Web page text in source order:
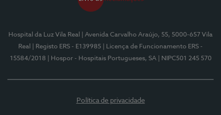
Hospital da Luz Vila Real
| Avenida Carvalho Araújo, 55, 5000-657 Vila
Real
| Registo ERS - E139985
| Licença de Funcionamento ERS -
15584/2018
| Hospor - Hospitais Portugueses, SA | NIPC501 245 570
Política de privacidade